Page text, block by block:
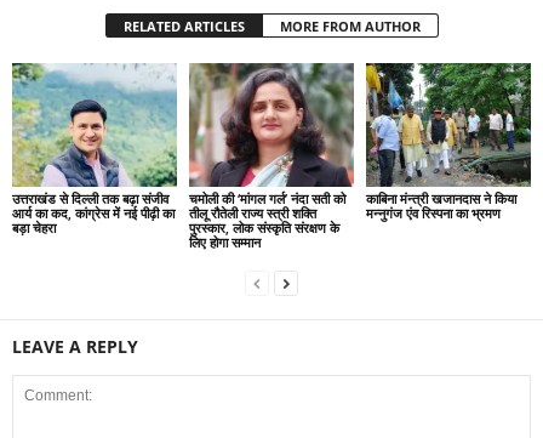
RELATED ARTICLES MORE FROM AUTHOR
उत्तराखंड से दिल्ली तक बढ़ा संजीव
आर्य का कद, कांग्रेस में नई पीढ़ी का
बड़ा चेहरा
चमोली की ‘मांगल गर्ल’ नंदा सती को
तीलू रौतेली राज्य स्त्री शक्ति
पुरस्कार, लोक संस्कृति संरक्षण के
लिए होगा सम्मान
काबिना मंन्त्री खजानदास ने किया
मन्नुगंज एंव रिस्पना का भ्रमण
LEAVE A REPLY